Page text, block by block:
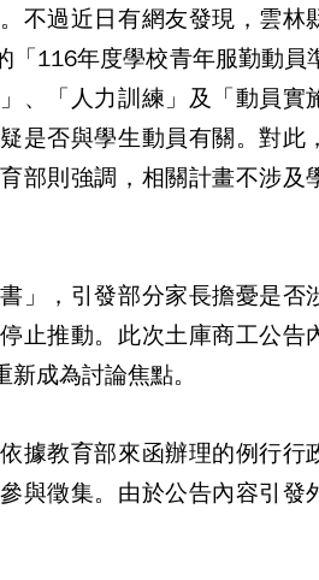
不過近日有網友發現，雲林
「116年度學校青年服勤動員
、「人力訓練」及「動員實
是否與學生動員有關。對此
部則強調，相關計畫不涉及
」，引發部分家長擔憂是否
止推動。此次土庫商工公告
成為討論焦點。
據教育部來函辦理的例行行
與徵集。由於公告內容引發